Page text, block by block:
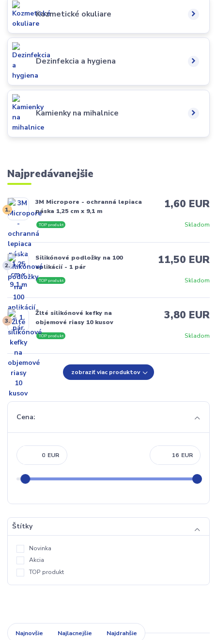
Kozmetické okuliare
Dezinfekcia a hygiena
Kamienky na mihalnice
Najpredávanejšie
1.
3M Micropore - ochranná lepiaca
páska 1,25 cm x 9,1 m
Skladom
TOP produkt
1,60 EUR
2.
Silikónové podložky na 100
aplikácií - 1 pár
Skladom
TOP produkt
11,50 EUR
3.
Žlté silikónové kefky na
objemové riasy 10 kusov
Skladom
TOP produkt
3,80 EUR
zobraziť viac produktov
Cena:
EUR EUR
Štítky
Novinka
Akcia
TOP produkt
Najnovšie Najlacnejšie Najdrahšie